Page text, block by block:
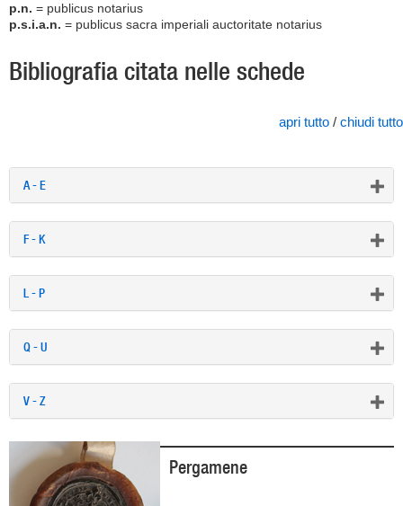
p.n. = publicus notarius
p.s.i.a.n. = publicus sacra imperiali auctoritate notarius
Bibliografia citata nelle schede
apri tutto / chiudi tutto
A - E
F - K
L - P
Q - U
V - Z
Pergamene